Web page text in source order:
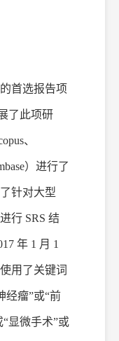
首选报告项
了此项研
、
）进行了
针对大型
行 SRS 结
年 1 月 1
用了关键词
经瘤”或“前
显微手术”或